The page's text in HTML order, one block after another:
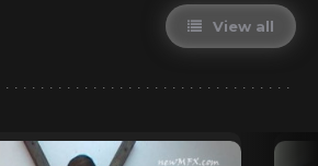
View all